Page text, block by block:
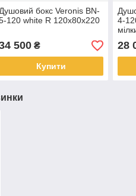
бокс Veronis BN-
120 white R 120х80х220
500₴
Купити
4-
28